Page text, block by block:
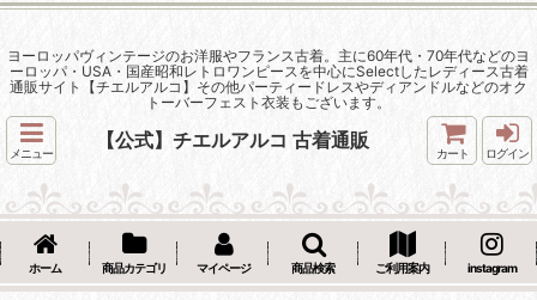
ヨーロッパヴィンテージのお洋服やフランス古着。主に60年代・70年代などのヨ
ーロッパ・USA・国産昭和レトロワンピースを中心にSelectしたレディース古着
通販サイト【チエルアルコ】その他パーティードレスやディアンドルなどのオク
トーバーフェスト衣装もございます。
メニュー
【公式】チエルアルコ 古着通販
カート ログイン
ホーム 商品カテゴリ マイページ 商品検索 ご利用案内 instagram